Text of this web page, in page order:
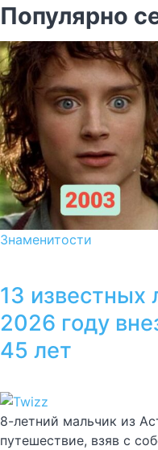
Популярно
Знаменитости
13
2026 году
45 лет
8-летний мальчик из
путешествие, взяв с